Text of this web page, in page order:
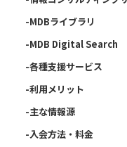
-MDBライブラリ
-MDB Digital Search
-各種支援サービス
-利用メリット
-主な情報源
-入会方法・料金